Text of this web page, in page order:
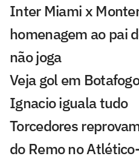
Inter Miami x
homenagem ao pai
não joga
Veja gol em
Ignacio iguala tudo
Torcedores
do Remo no